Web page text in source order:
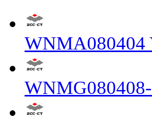
WNMA080404